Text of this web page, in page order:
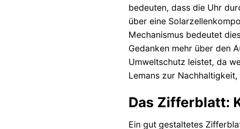
bedeuten, dass die Uhr
über eine
Mechanismus bedeutet
Gedanken mehr über den
Umweltschutz leistet, da
Lemans zur
Das Zifferblatt:
Ein gut gestaltetes